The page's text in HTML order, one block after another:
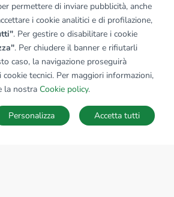
SALVA RICERCA
permettere di inviare pubblicità, anche
i cookie analitici e di profilazione,
. Per gestire o disabilitare i cookie
. Per chiudere il banner e rifiutarli
caso, la navigazione proseguirà
tecnici. Per maggiori informazioni,
la nostra Cookie policy.
Accetta tutti
Personalizza